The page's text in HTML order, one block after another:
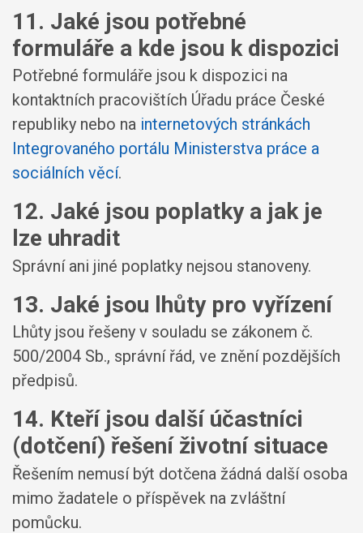
11. Jaké jsou potřebné
formuláře a kde jsou k dispozici
Potřebné formuláře jsou k dispozici na
kontaktních pracovištích Úřadu práce České
republiky nebo na internetových stránkách
Integrovaného portálu Ministerstva práce a
sociálních věcí.
12. Jaké jsou poplatky a jak je
lze uhradit
Správní ani jiné poplatky nejsou stanoveny.
13. Jaké jsou lhůty pro vyřízení
Lhůty jsou řešeny v souladu se zákonem č.
500/2004 Sb., správní řád, ve znění pozdějších
předpisů.
14. Kteří jsou další účastníci
(dotčení) řešení životní situace
Řešením nemusí být dotčena žádná další osoba
mimo žadatele o příspěvek na zvláštní
pomůcku.